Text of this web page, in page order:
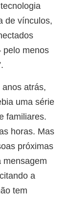
de vínculos,
pelo menos
atrás,
uma série
familiares.
horas. Mas
próximas
mensagem
a
tem